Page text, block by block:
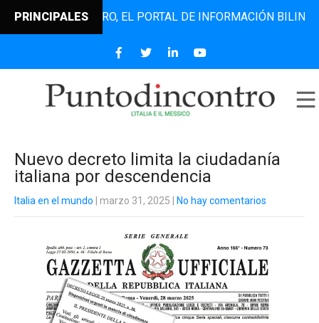
PRINCIPALES EL PORTAL DE INFORMACIÓN BILINGÜE
Nuevo decreto limita la ciudadanía
italiana por descendencia
Italia en el mundo | marzo 31, 2025 No hay comentarios